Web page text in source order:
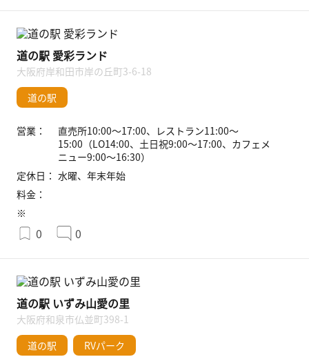
道の駅 愛彩ランド
大阪府岸和田市岸の丘町3-6-18
道の駅
営業：
直売所10:00〜17:00、レストラン11:00〜
15:00（LO14:00、土日祝9:00〜17:00、カフェメ
ニュー9:00〜16:30）
定休日： 水曜、年末年始
料金：
※
0 0
道の駅 いずみ山愛の里
大阪府和泉市仏並町398-1
道の駅
RVパーク